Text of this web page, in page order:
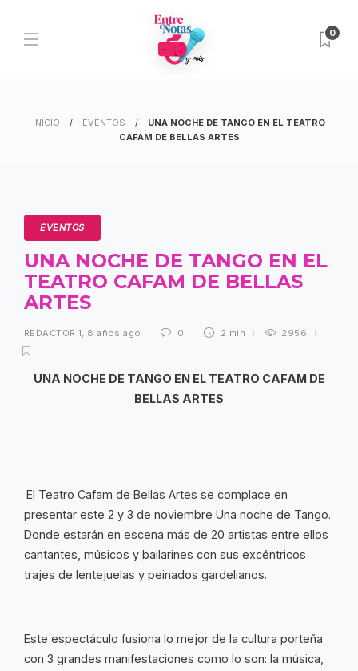
0
INICIO EVENTOS
UNA NOCHE DE TANGO EN EL TEATRO
CAFAM DE BELLAS ARTES
EVENTOS
UNA NOCHE DE TANGO EN EL
TEATRO CAFAM DE BELLAS
ARTES
REDACTOR 1, 8 años ago 0 2 min 2956
UNA NOCHE DE TANGO EN EL TEATRO CAFAM DE
BELLAS ARTES
El Teatro Cafam de Bellas Artes se complace en
presentar este 2 y 3 de noviembre Una noche de Tango.
Donde estarán en escena más de 20 artistas entre ellos
cantantes, músicos y bailarines con sus excéntricos
trajes de lentejuelas y peinados gardelianos.
Este espectáculo fusiona lo mejor de la cultura porteña
con 3 grandes manifestaciones como lo son: la música,